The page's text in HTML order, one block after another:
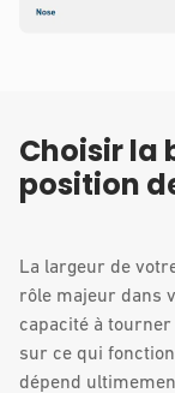
Choisir la
position
La largeur de
rôle majeur dans
capacité à
sur ce qui
dépend